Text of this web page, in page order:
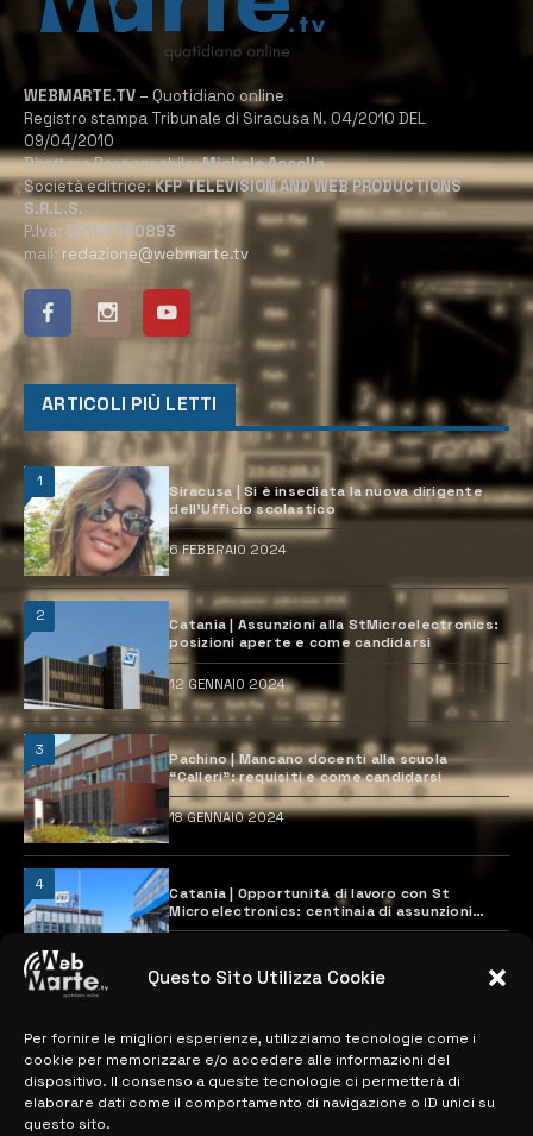
Questo Sito Utilizza Cookie
Per fornire le migliori esperienze, utilizziamo tecnologie come i
cookie per memorizzare e/o accedere alle informazioni del
dispositivo. Il consenso a queste tecnologie ci permetterà di
elaborare dati come il comportamento di navigazione o ID unici su
questo sito.
WEBMARTE.TV – Quotidiano online
Registro stampa Tribunale di Siracusa N. 04/2010 DEL
09/04/2010
Direttore Responsabile:Michele Accolla
Società editrice:KFP TELEVISION AND WEB PRODUCTIONS
S.R.L.S.
P.Iva: 02184950893
mail: redazione@webmarte.tv
ARTICOLI PIÙ LETTI
1
Siracusa | Si è insediata la nuova dirigente
dell’Ufficio scolastico
6 FEBBRAIO 2024
2
Catania | Assunzioni alla StMicroelectronics:
posizioni aperte e come candidarsi
12 GENNAIO 2024
3
Pachino | Mancano docenti alla scuola
“Calleri”: requisiti e come candidarsi
18 GENNAIO 2024
4
Catania | Opportunità di lavoro con St
Microelectronics: centinaia di assunzioni
previste
MAPPA DEL SITO
> NOTIZIE